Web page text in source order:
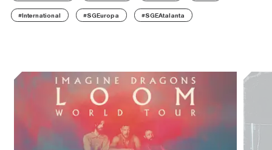
#International #SGEuropa #SGEAtalanta